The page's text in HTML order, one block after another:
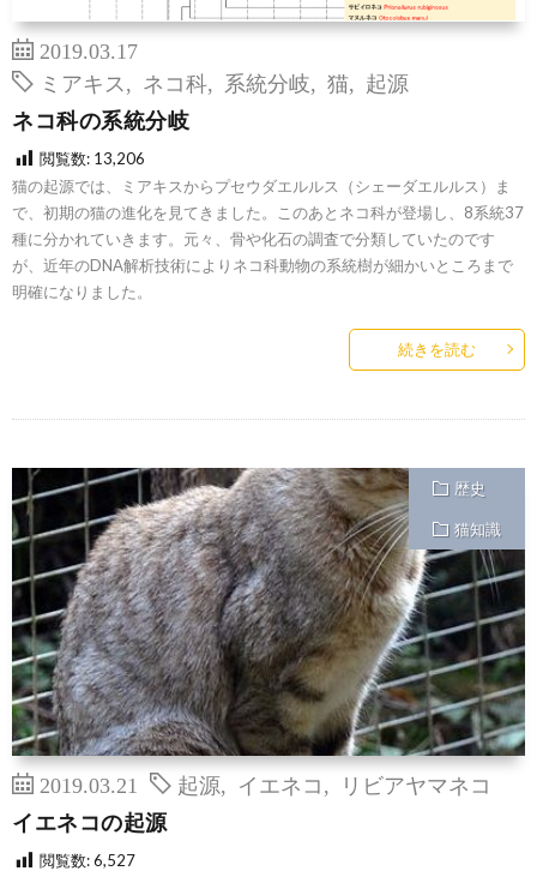
2019.03.17
ミアキス
ネコ科 系統分岐 猫 起源
ネコ科の系統分岐
閲覧数: 13,206
猫の起源では、ミアキスからプセウダエルルス（シェーダエルルス）ま
で、初期の猫の進化を見てきました。このあとネコ科が登場し、8系統37
種に分かれていきます。元々、骨や化石の調査で分類していたのです
が、近年のDNA解析技術によりネコ科動物の系統樹が細かいところまで
明確になりました。
続きを読む
歴史
猫知識
2019.03.21 起源 イエネコ リビアヤマネコ
イエネコの起源
閲覧数:6,527